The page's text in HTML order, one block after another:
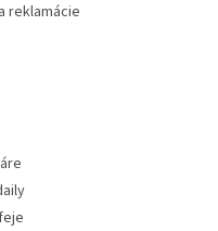
reklamácie